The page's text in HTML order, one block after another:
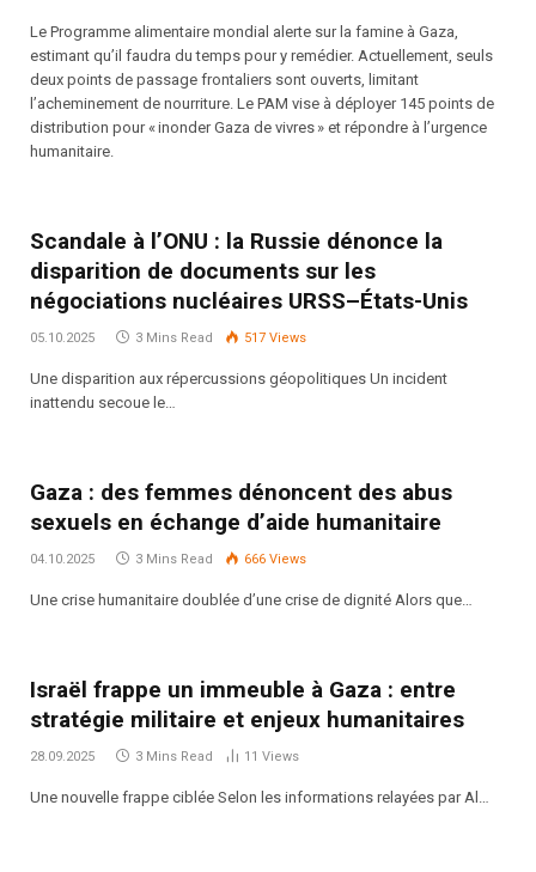
Le Programme alimentaire mondial alerte sur la famine à Gaza,
estimant qu’il faudra du temps pour y remédier. Actuellement, seuls
deux points de passage frontaliers sont ouverts, limitant
l’acheminement de nourriture. Le PAM vise à déployer 145 points de
distribution pour « inonder Gaza de vivres » et répondre à l’urgence
humanitaire.
Scandale à l’ONU : la Russie dénonce la
disparition de documents sur les
négociations nucléaires URSS–États-Unis
05.10.2025 3 Mins Read 517 Views
Une disparition aux répercussions géopolitiques Un incident
inattendu secoue le…
Gaza : des femmes dénoncent des abus
sexuels en échange d’aide humanitaire
04.10.2025 3 Mins Read 666 Views
Une crise humanitaire doublée d’une crise de dignité Alors que…
Israël frappe un immeuble à Gaza : entre
stratégie militaire et enjeux humanitaires
28.09.2025 3 Mins Read 11 Views
Une nouvelle frappe ciblée Selon les informations relayées par Al…